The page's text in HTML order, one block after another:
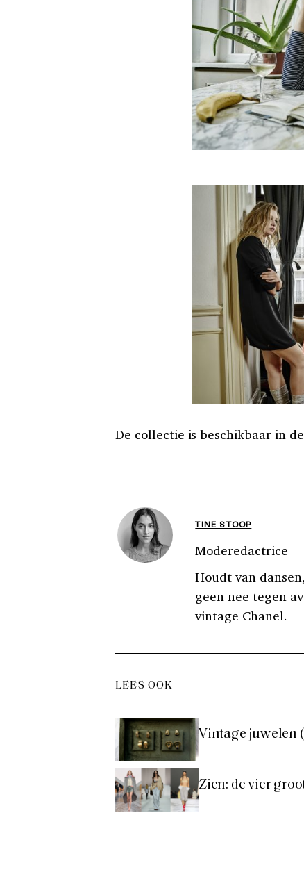
De collectie is beschikbaar in
TINE STOOP
Moderedactrice
Houdt van
geen nee tegen
vintage Chanel.
LEES OOK
Vintage juwelen
Zien: de vier